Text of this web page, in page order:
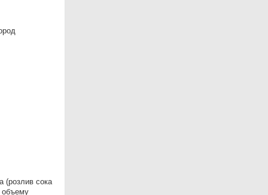
(розлив сока
объему